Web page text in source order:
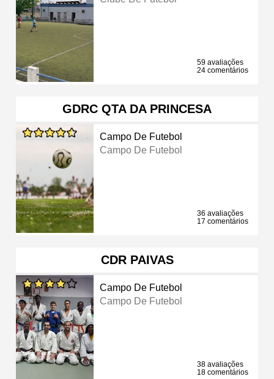
59 avaliações
24 comentários
GDRC QTA DA PRINCESA
Campo De Futebol
Campo De Futebol
36 avaliações
17 comentários
CDR PAIVAS
Campo De Futebol
Campo De Futebol
38 avaliações
18 comentários